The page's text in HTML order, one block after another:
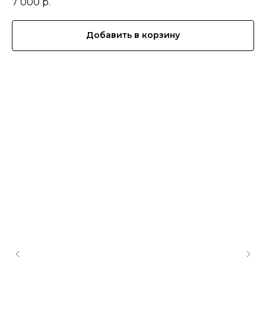
Добавить в корзину